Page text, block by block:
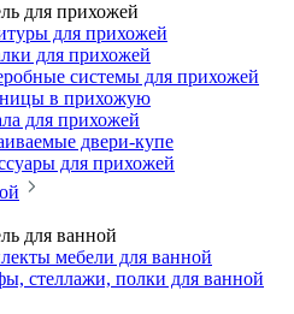
для прихожей
для прихожей
для прихожей
системы для прихожей
в прихожую
для прихожей
двери-купе
для прихожей
для ванной
мебели для ванной
стеллажи, полки для ванной